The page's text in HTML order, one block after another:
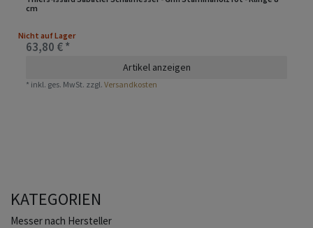
cm
Nicht auf Lager
63,80 € *
Artikel anzeigen
* inkl. ges. MwSt. zzgl.Versandkosten
KATEGORIEN
Home
Messer nach Hersteller